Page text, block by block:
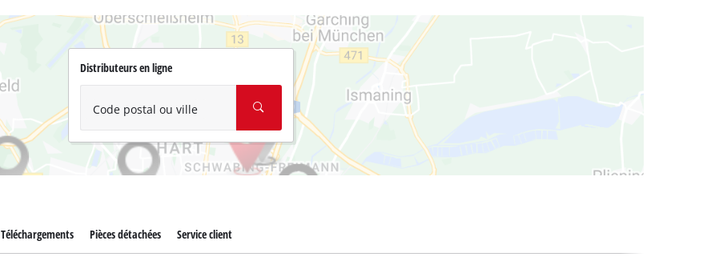
Distributeurs en ligne
Code postal ou ville
Téléchargements Pièces détachées Service client